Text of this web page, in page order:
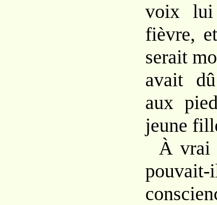
voix lui
fièvre,
serait
avait
aux
jeune
À vrai